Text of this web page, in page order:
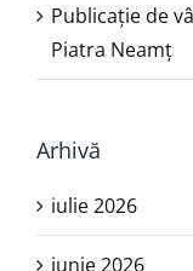
Publicație de
Piatra Neamţ
Arhivă
iulie 2026
iunie 2026